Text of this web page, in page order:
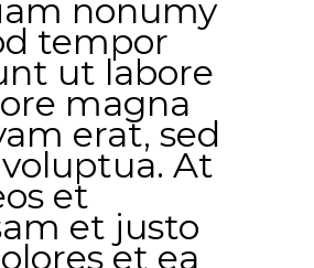
nonumy
tempor
ut labore
magna
erat, sed
At
et
et justo
et ea